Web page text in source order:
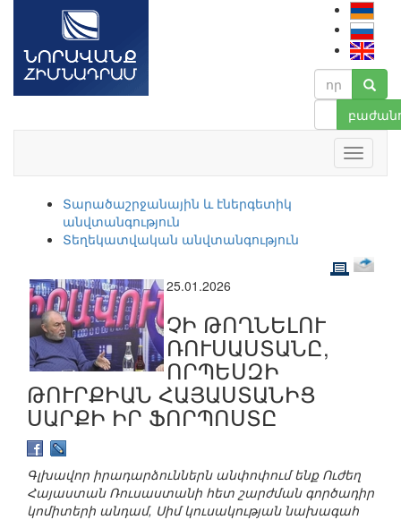
Տարածաշրջանային և էներգետիկ
անվտանգություն
Տեղեկատվական անվտանգություն
25.01.2026
ՉԻ ԹՈՂՆԵԼՈՒ
ՌՈՒՍԱՍՏԱՆԸ,
ՈՐՊԵՍԶԻ
ԹՈՒՐՔԻԱՆ ՀԱՅԱՍՏԱՆԻՑ
ՍԱՐՔԻ ԻՐ ՖՈՐՊՈՍՏԸ
Գլխավոր իրադարձուններն անփոփում ենք Ուժեղ
Հայաստան Ռուսաստանի հետ շարժման գործադիր
կոմիտերի անդամ, Սիմ կուսակության նախագահ